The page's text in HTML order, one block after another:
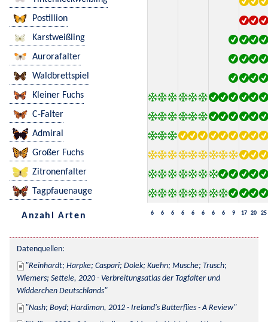
Postillion
Karstweißling
Aurorafalter
Waldbrettspiel
Kleiner Fuchs
C-Falter
Admiral
Großer Fuchs
Zitronenfalter
Tagpfauenauge
Anzahl Arten 6 6 6 6 6 6 6 6 9 17 20 25
Datenquellen:
Reinhardt; Harpke; Caspari; Dolek; Kuehn; Musche; Trusch;
Wiemers; Settele, 2020 - Verbreitungsatlas der Tagfalter und
Widderchen Deutschlands
Nash; Boyd; Hardiman, 2012 - Ireland's Butterflies - A Review